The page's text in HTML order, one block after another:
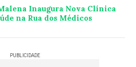
Inaugura Nova Clínica
na Rua dos Médicos
PUBLICIDADE